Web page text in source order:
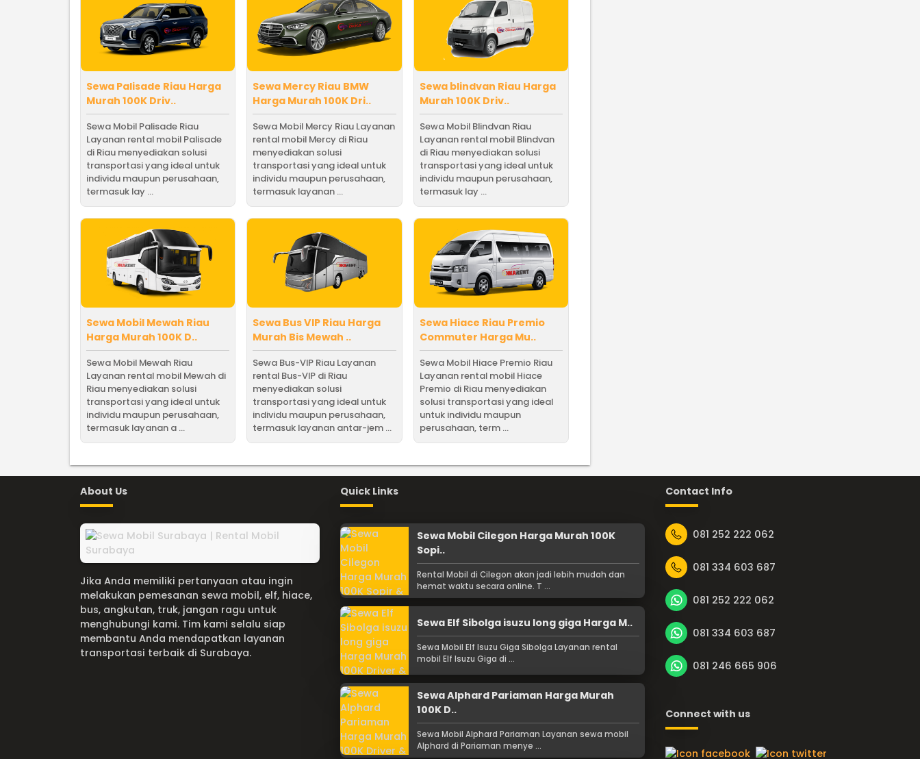
Sewa Palisade Riau Harga
Murah 100K Driv..
Sewa Mobil Palisade Riau
Layanan rental mobil Palisade
di Riau menyediakan solusi
transportasi yang ideal untuk
individu maupun perusahaan,
termasuk lay ...
Sewa Mercy Riau BMW
Harga Murah 100K Dri..
Sewa Mobil Mercy Riau Layanan
rental mobil Mercy di Riau
menyediakan solusi
transportasi yang ideal untuk
individu maupun perusahaan,
termasuk layanan ...
Sewa blindvan Riau Harga
Murah 100K Driv..
Sewa Mobil Blindvan Riau
Layanan rental mobil Blindvan
di Riau menyediakan solusi
transportasi yang ideal untuk
individu maupun perusahaan,
termasuk lay ...
Sewa Mobil Mewah Riau
Harga Murah 100K D..
Sewa Mobil Mewah Riau
Layanan rental mobil Mewah di
Riau menyediakan solusi
transportasi yang ideal untuk
individu maupun perusahaan,
termasuk layanan a ...
Sewa Bus VIP Riau Harga
Murah Bis Mewah ..
Sewa Bus-VIP Riau Layanan
rental Bus-VIP di Riau
menyediakan solusi
transportasi yang ideal untuk
individu maupun perusahaan,
termasuk layanan antar-jem ...
Sewa Hiace Riau Premio
Commuter Harga Mu..
Sewa Mobil Hiace Premio Riau
Layanan rental mobil Hiace
Premio di Riau menyediakan
solusi transportasi yang ideal
untuk individu maupun
perusahaan, term ...
About Us
Jika Anda memiliki pertanyaan atau ingin
melakukan pemesanan sewa mobil, elf, hiace,
bus, angkutan, truk, jangan ragu untuk
menghubungi kami. Tim kami selalu siap
membantu Anda mendapatkan layanan
transportasi terbaik di Surabaya.
Quick Links
Sewa Mobil Cilegon Harga Murah 100K
Sopi..
Rental Mobil di Cilegon akan jadi lebih mudah dan
hemat waktu secara online. T ...
Sewa Elf Sibolga isuzu long giga Harga M..
Sewa Mobil Elf Isuzu Giga Sibolga Layanan rental
mobil Elf Isuzu Giga di ...
Sewa Alphard Pariaman Harga Murah
100K D..
Sewa Mobil Alphard Pariaman Layanan sewa mobil
Alphard di Pariaman menye ...
Contact Info
081 252 222 062
081 334 603 687
081 252 222 062
081 334 603 687
081 246 665 906
Connect with us